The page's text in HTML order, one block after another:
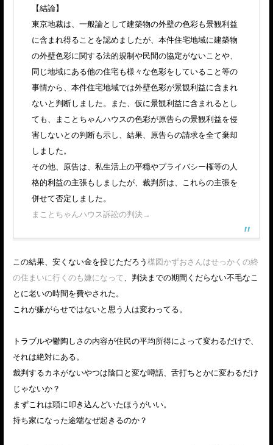
【結論】
東京地裁は、一般論として建築物の外壁の色彩も景観利益
に含まれ得ることを認めましたが、本件住宅地域に建築物
の外壁色彩に関する法的規制や民間の協定がないことや、
同じ地域にある他の住宅も様々な色彩をしていること等の
事情から、本件住宅地域では外壁色彩が景観利益に含まれ
ないと判断しました。また、仮に景観利益に含まれるとし
ても、まことちゃんハウスの色彩が原告らの景観利益を侵
害しないとの判断も示し、結果、原告らの請求を全て棄却
しました。
その他、原告は、私生活上の平穏やプライバシー権等の人
格的利益の主張もしましたが、裁判所は、これらの主張を
併せて否定しました。
まことちゃんハウス訴訟の判決→
この結果、安くない金を投じただろう楳図かずおさんはせっかくの終
の住まいに行くのも嫌になって、判決までの期間くだらない不毛なこ
とに老いの時間を費やされた。
これが嫌がらせではないと思う人は変わってる。
トラブルや鬱陶しさの内容が住民の平均所得によって変わるだけで、
それは絶対にある。
裁判するカネがないやつは陰口と変な噂話、舌打ちとかに変わるだけ
じゃないか？
まずこれは頭に叩き込んどいたほうがいい。
持ち家になった途端なぜ起きるのか？